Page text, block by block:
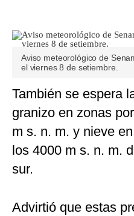
Aviso meteorológico de
el viernes 8 de setiembre.
También se espera
granizo en zonas
m s. n. m. y nieve
los 4000 m s. n. m.
sur.
Advirtió que estas